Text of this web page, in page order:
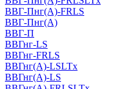
ВВГ-Пнг(А)-FRLS
ВВГ-Пнг(А)
ВВГ-П
ВВГнг-LS
ВВГнг-FRLS
ВВГнг(А)-LSLTx
ВВГнг(А)-LS